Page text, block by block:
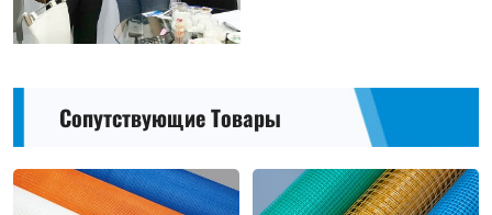
Сопутствующие Товары